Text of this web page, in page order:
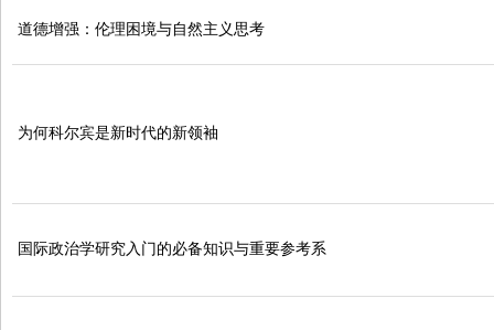
道德增强：伦理困境与自然主义思考
为何科尔宾是新时代的新领袖
国际政治学研究入门的必备知识与重要参考系